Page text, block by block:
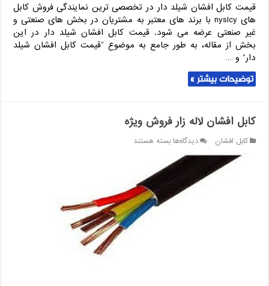
قیمت کابل افشان شیلد دار در تخصصی ترین نمایندگی فروش کابل
های nyslcy با برند های معتبر به مشتریان در بخش های صنعتی و
غیر صنعتی عرضه می شود. قیمت کابل افشان شیلد دار در این
بخش از مقاله، به طور جامع به موضوع “قیمت کابل افشان شیلد
دار” و …
توضیحات بیشتر »
کابل افشان لاله زار فروش ویژه
کابل افشان دیدگاه‌هابرای
افشان
لاله
فروش
ویژه
بسته هستند